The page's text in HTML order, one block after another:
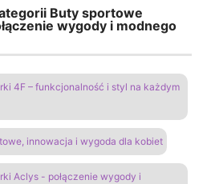
Buty sportowe
wygody i modnego
4F – funkcjonalność i styl na każdym
innowacja i wygoda dla kobiet
Aclys - połączenie wygody i